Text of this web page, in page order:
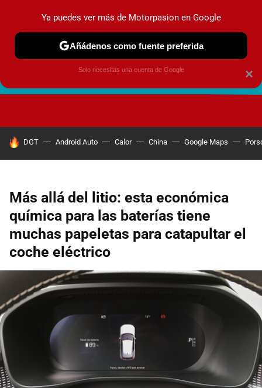
HOY SE HABLA DE
DGT Android Auto Calor China Google Maps
Más allá del litio: esta económica
química para las baterías tiene
muchas papeletas para catapultar el
coche eléctrico
×
Ya puedes ver más de Motorpasion en Google
Añádenos como fuente preferida
Solo necesitas una cuenta de Google